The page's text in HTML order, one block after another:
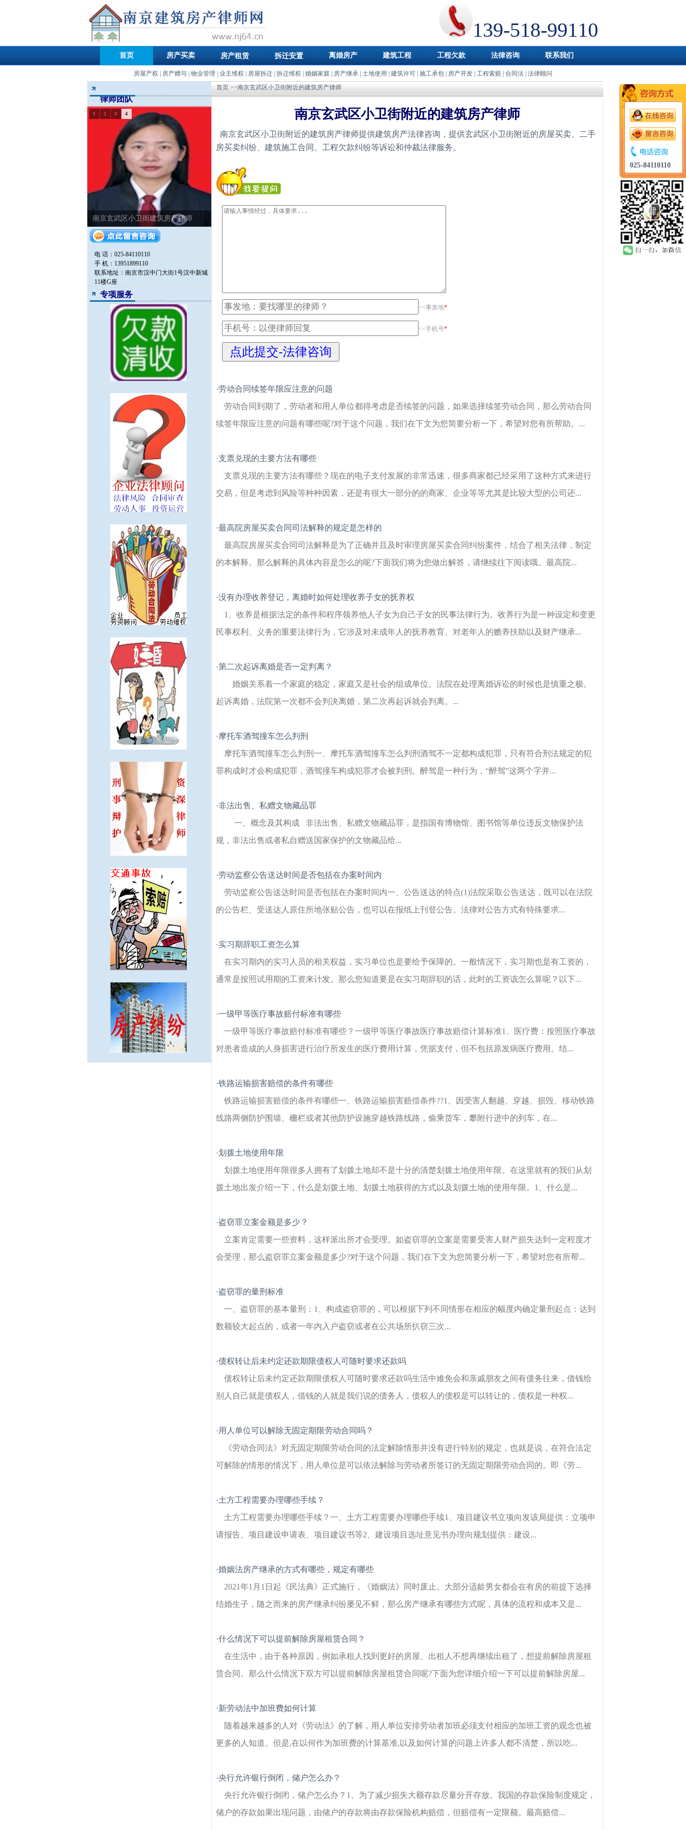
139-518-99110
首页 房产买卖 房产租赁 拆迁安置 离婚房产 建筑工程 工程欠款 法律咨询 联系我们
房屋产权 房产赠与 物业管理 业主维权 房屋拆迁 拆迁维权 婚姻家庭 房产继承 土地使用 建筑许可 施工承包 房产开发 工程索赔 合同法 法律顾问
律师团队
南京玄武区小卫街建筑房产律师
1 2 3 4
电 话：025-84110110
手 机：13951899110
联系地址：南京市汉中门大街1号汉中新城
11楼G座
专项服务
首页>>南京玄武区小卫街附近的建筑房产律师
南京玄武区小卫街附近的建筑房产律师
南京玄武区小卫街附近的建筑房产律师提供建筑房产法律咨询，提供玄武区小卫街附近的房屋买卖、二手
房买卖纠纷、建筑施工合同、工程欠款纠纷等诉讼和仲裁法律服务。
<<事发地*
<<手机号*
·劳动合同续签年限应注意的问题
劳动合同到期了，劳动者和用人单位都得考虑是否续签的问题，如果选择续签劳动合同，那么劳动合同
续签年限应注意的问题有哪些呢?对于这个问题，我们在下文为您简要分析一下，希望对您有所帮助。...
·支票兑现的主要方法有哪些
支票兑现的主要方法有哪些？现在的电子支付发展的非常迅速，很多商家都已经采用了这种方式来进行
交易，但是考虑到风险等种种因素，还是有很大一部分的的商家、企业等等尤其是比较大型的公司还...
·最高院房屋买卖合同司法解释的规定是怎样的
最高院房屋买卖合同司法解释是为了正确并且及时审理房屋买卖合同纠纷案件，结合了相关法律，制定
的本解释。那么解释的具体内容是怎么的呢?下面我们将为您做出解答，请继续往下阅读哦。最高院...
·没有办理收养登记，离婚时如何处理收养子女的抚养权
1、收养是根据法定的条件和程序领养他人子女为自己子女的民事法律行为。收养行为是一种设定和变更
民事权利、义务的重要法律行为，它涉及对未成年人的抚养教育、对老年人的赡养扶助以及财产继承...
·第二次起诉离婚是否一定判离？
婚姻关系着一个家庭的稳定，家庭又是社会的组成单位。法院在处理离婚诉讼的时候也是慎重之极。
起诉离婚，法院第一次都不会判决离婚，第二次再起诉就会判离。...
·摩托车酒驾撞车怎么判刑
摩托车酒驾撞车怎么判刑一、摩托车酒驾撞车怎么判刑酒驾不一定都构成犯罪，只有符合刑法规定的犯
罪构成时才会构成犯罪，酒驾撞车构成犯罪才会被判刑。醉驾是一种行为，“醉驾”这两个字并...
·非法出售、私赠文物藏品罪
一、概念及其构成 非法出售、私赠文物藏品罪，是指国有博物馆、图书馆等单位违反文物保护法
规，非法出售或者私自赠送国家保护的文物藏品给...
·劳动监察公告送达时间是否包括在办案时间内
劳动监察公告送达时间是否包括在办案时间内一、公告送达的特点(1)法院采取公告送达，既可以在法院
的公告栏、受送达人原住所地张贴公告，也可以在报纸上刊登公告。法律对公告方式有特殊要求...
·实习期辞职工资怎么算
在实习期内的实习人员的相关权益，实习单位也是要给予保障的。一般情况下，实习期也是有工资的，
通常是按照试用期的工资来计发。那么您知道要是在实习期辞职的话，此时的工资该怎么算呢？以下...
·一级甲等医疗事故赔付标准有哪些
一级甲等医疗事故赔付标准有哪些？一级甲等医疗事故医疗事故赔偿计算标准1、医疗费：按照医疗事故
对患者造成的人身损害进行治疗所发生的医疗费用计算，凭据支付，但不包括原发病医疗费用。结...
·铁路运输损害赔偿的条件有哪些
铁路运输损害赔偿的条件有哪些一、铁路运输损害赔偿条件??1、因受害人翻越、穿越、损毁、移动铁路
线路两侧防护围墙、栅栏或者其他防护设施穿越铁路线路，偷乘货车，攀附行进中的列车，在...
·划拨土地使用年限
划拨土地使用年限很多人拥有了划拨土地却不是十分的清楚划拨土地使用年限。在这里就有的我们从划
拨土地出发介绍一下，什么是划拨土地、划拨土地获得的方式以及划拨土地的使用年限。1、什么是...
·盗窃罪立案金额是多少？
立案肯定需要一些资料，这样派出所才会受理。如盗窃罪的立案是需要受害人财产损失达到一定程度才
会受理，那么盗窃罪立案金额是多少?对于这个问题，我们在下文为您简要分析一下，希望对您有所帮...
·盗窃罪的量刑标准
一、盗窃罪的基本量刑：1、构成盗窃罪的，可以根据下列不同情形在相应的幅度内确定量刑起点：达到
数额较大起点的，或者一年内入户盗窃或者在公共场所扒窃三次...
·债权转让后未约定还款期限债权人可随时要求还款吗
债权转让后未约定还款期限债权人可随时要求还款吗生活中难免会和亲戚朋友之间有债务往来，借钱给
别人自己就是债权人，借钱的人就是我们说的债务人，债权人的债权是可以转让的，债权是一种权...
·用人单位可以解除无固定期限劳动合同吗？
《劳动合同法》对无固定期限劳动合同的法定解除情形并没有进行特别的规定，也就是说，在符合法定
可解除的情形的情况下，用人单位是可以依法解除与劳动者所签订的无固定期限劳动合同的。即《劳...
·土方工程需要办理哪些手续？
土方工程需要办理哪些手续？一、土方工程需要办理哪些手续1、项目建议书立项向发该局提供：立项申
请报告、项目建设申请表、项目建议书等2、建设项目选址意见书办理向规划提供：建设...
·婚姻法房产继承的方式有哪些，规定有哪些
2021年1月1日起《民法典》正式施行，《婚姻法》同时废止。大部分适龄男女都会在有房的前提下选择
结婚生子，随之而来的房产继承纠纷屡见不鲜，那么房产继承有哪些方式呢，具体的流程和成本又是...
·什么情况下可以提前解除房屋租赁合同？
在生活中，由于各种原因，例如承租人找到更好的房屋、出租人不想再继续出租了，想提前解除房屋租
赁合同。那么什么情况下双方可以提前解除房屋租赁合同呢?下面为您详细介绍一下可以提前解除房屋...
·新劳动法中加班费如何计算
随着越来越多的人对《劳动法》的了解，用人单位安排劳动者加班必须支付相应的加班工资的观念也被
更多的人知道。但是,在以何作为加班费的计算基准,以及如何计算的问题上许多人都不清楚，所以吃...
·央行允许银行倒闭，储户怎么办？
央行允许银行倒闭，储户怎么办？1、为了减少损失大额存款尽量分开存放。我国的存款保险制度规定，
储户的存款如果出现问题，由储户的存款将由存款保险机构赔偿，但赔偿有一定限额。最高赔偿...
025-84110110